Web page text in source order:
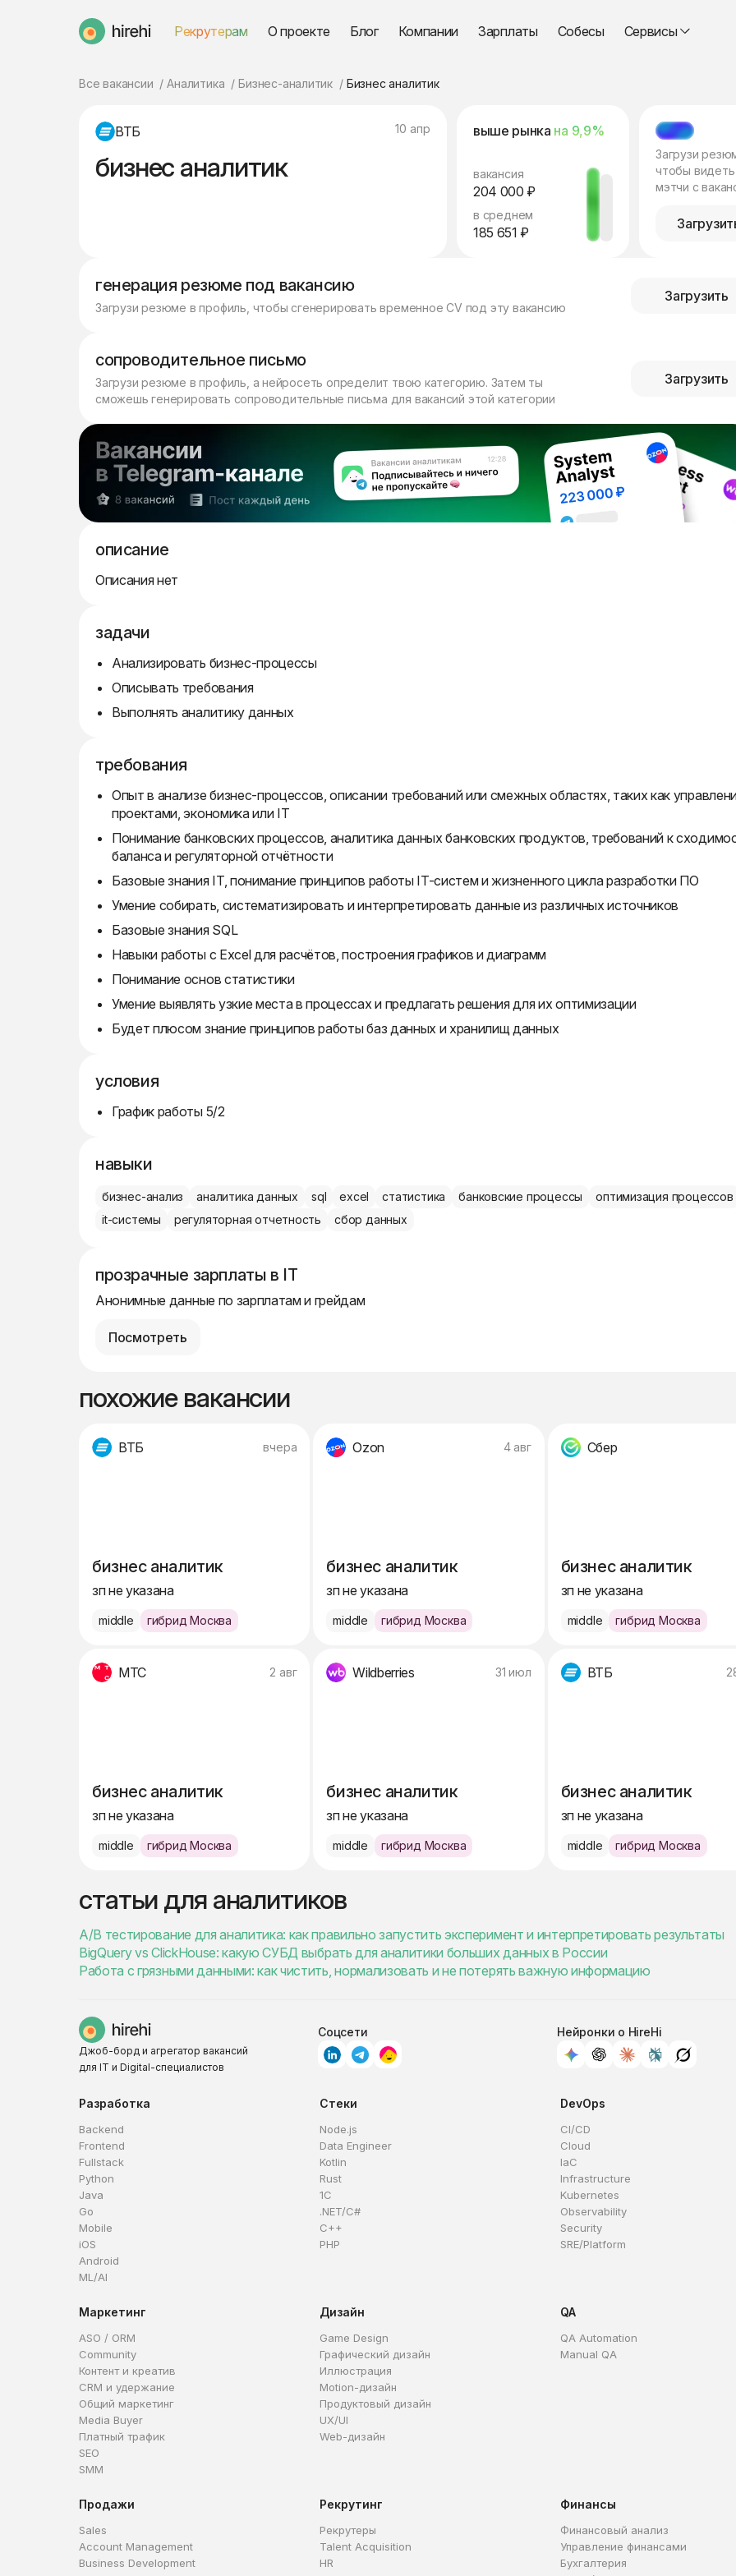
HireHi Рекрутерам О проекте Блог Компании Зарплаты Собесы Сервисы
Все вакансии Аналитика Бизнес-аналитик Бизнес аналитик
ВТБ 10 апр
бизнес аналитик
выше рынка на 9,9%
вакансия
204 000 ₽
в среднем
185 651 ₽
МЭТЧ
Загрузи
чтобы видеть
мэтчи с
генерация резюме под вакансию
Загрузи резюме в профиль, чтобы сгенерировать временное CV под эту вакансию
Загрузить
сопроводительное письмо
Загрузи резюме в профиль, а нейросеть определит твою категорию. Затем ты
сможешь генерировать сопроводительные письма для вакансий этой категории
Загрузить
описание
Описания нет
задачи
Анализировать бизнес-процессы
Описывать требования
Выполнять аналитику данных
требования
Опыт в анализе бизнес-процессов, описании требований или смежных областях, таких как
проектами, экономика или IT
Понимание банковских процессов, аналитика данных банковских продуктов, требований к
баланса и регуляторной отчётности
Базовые знания IT, понимание принципов работы IT-систем и жизненного цикла разработки ПО
Умение собирать, систематизировать и интерпретировать данные из различных источников
Базовые знания SQL
Навыки работы с Excel для расчётов, построения графиков и диаграмм
Понимание основ статистики
Умение выявлять узкие места в процессах и предлагать решения для их оптимизации
Будет плюсом знание принципов работы баз данных и хранилищ данных
условия
График работы 5/2
навыки
бизнес-анализ аналитика данных sql excel статистика банковские процессы
оптимизация процессов
it-системы
регуляторная отчетность сбор данных
прозрачные зарплаты в IT
Анонимные данные по зарплатам и грейдам
Посмотреть
похожие вакансии
ВТБ вчера
бизнес аналитик
зп не указана
middle гибрид Москва
Ozon 4 авг
бизнес аналитик
зп не указана
middle гибрид Москва
Сбер
бизнес аналитик
зп не указана
middle гибрид Москва
МТС 2 авг
бизнес аналитик
зп не указана
middle гибрид Москва
Wildberries 31 июл
бизнес аналитик
зп не указана
middle гибрид Москва
ВТБ
бизнес аналитик
зп не указана
middle гибрид Москва
статьи для аналитиков
A/B тестирование для аналитика: как правильно запустить эксперимент и интерпретировать результаты
BigQuery vs ClickHouse: какую СУБД выбрать для аналитики больших данных в России
Работа с грязными данными: как чистить, нормализовать и не потерять важную информацию
Джоб-борд и агрегатор вакансий
для IT и Digital-специалистов
Соцсети Нейронки о HireHi
Разработка
Backend
Frontend
Fullstack
Python
Java
Go
Mobile
iOS
Android
ML/AI
Стеки
Node.js
Data Engineer
Kotlin
Rust
1C
.NET/C#
C++
PHP
DevOps
CI/CD
Cloud
IaC
Infrastructure
Kubernetes
Observability
Security
SRE/Platform
Маркетинг
ASO / ORM
Community
Контент и креатив
CRM и удержание
Общий маркетинг
Media Buyer
Платный трафик
SEO
SMM
Дизайн
Game Design
Графический дизайн
Иллюстрация
Motion-дизайн
Продуктовый дизайн
UX/UI
Web-дизайн
QA
QA Automation
Manual QA
Продажи
Sales
Account Management
Business Development
Рекрутинг
Рекрутеры
Talent Acquisition
HR
Финансы
Финансовый анализ
Управление финансами
Бухгалтерия